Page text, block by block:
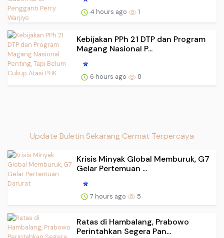
4 hours ago 1
Kebijakan PPh 21 DTP dan Program
Magang Nasional P...
6 hours ago 8
Update Buletin Sekarang Cermat Terpercaya
Krisis Minyak Global Memburuk, G7
Gelar Pertemuan ...
7 hours ago 5
Ratas di Hambalang, Prabowo
Perintahkan Segera Pan...